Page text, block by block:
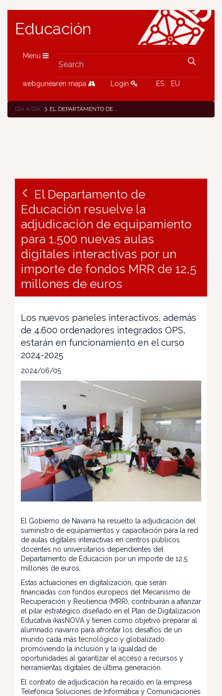
Educación
Menu
webgunearen mapa Login ES EU
DÍA A DÍA EL DEPARTAMENTO DE EDUCACIÓN RESUELVE LA ADJUDICACIÓN DE EQUIPAMIENTO PARA 1.500 NUEVAS AULAS DIGITALES INTERACTIVAS POR UN IMPORTE DE FONDOS MRR DE 12,5 MILLONES DE EUROS
El Departamento de
Educación resuelve la
adjudicación de equipamiento
para 1.500 nuevas aulas
digitales interactivas por un
importe de fondos MRR de 12,5
millones de euros
Los nuevos paneles interactivos, además
de 4.600 ordenadores integrados OPS,
estarán en funcionamiento en el curso
2024-2025
2024/06/05
El Gobierno de Navarra ha resuelto la adjudicación del
suministro de equipamientos y capacitación para la red
de aulas digitales interactivas en centros públicos
docentes no universitarios dependientes del
Departamento de Educación por un importe de 12,5
millones de euros.
Estas actuaciones en digitalización, que serán
financiadas con fondos europeos del Mecanismo de
Recuperación y Resiliencia (MRR), contribuirán a afianzar
el pilar estratégico diseñado en el Plan de Digitalización
Educativa ikasNOVA y tienen como objetivo preparar al
alumnado navarro para afrontar los desafíos de un
mundo cada más tecnológico y globalizado
promoviendo la inclusión y la igualdad de
oportunidades al garantizar el acceso a recursos y
herramientas digitales de última generación.
El contrato de adjudicación ha recaído en la empresa
Telefónica Soluciones de Informática y Comunicaciones